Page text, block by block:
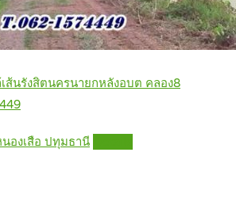
ส้นรังสิตนครนายกหลังอบต คลอง8
องเสือ ปทุมธานี